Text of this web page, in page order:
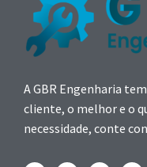
A GBR Engenharia
cliente, o melhor e o
necessidade, conte